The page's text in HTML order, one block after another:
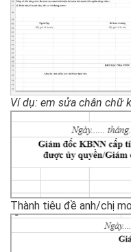
Ví dụ: em sửa chân chữ
Thành tiêu đề anh/chị